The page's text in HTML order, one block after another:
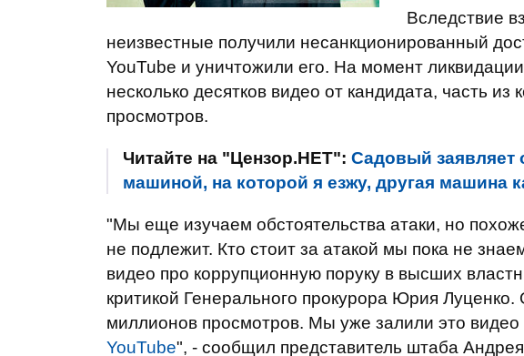
Вследствие
неизвестные получили несанкционированный
YouTube и уничтожили его. На момент
несколько десятков видео от кандидата, часть
просмотров.
Читайте на "Цензор.НЕТ": Садовый заявляет
машиной, на которой я езжу, другая машина
"Мы еще изучаем обстоятельства атаки, но
не подлежит. Кто стоит за атакой мы пока не
видео про коррупционную поруку в высших
критикой Генерального прокурора Юрия
миллионов просмотров. Мы уже залили это
YouTube", - сообщил представитель штаба